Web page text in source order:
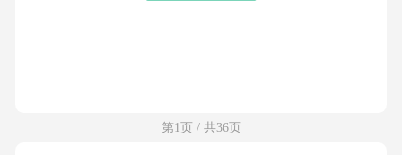
第1页 / 共36页